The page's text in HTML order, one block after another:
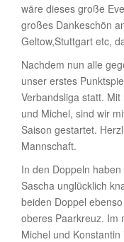
wäre dieses große
großes Dankeschön
Geltow,Stuttgart etc,
Nachdem nun alle
unser erstes
Verbandsliga statt.
und Michel, sind wir
Saison gestartet.
Mannschaft.
In den Doppeln
Sascha unglücklich
beiden Doppel
oberes Paarkreuz. Im
Michel und